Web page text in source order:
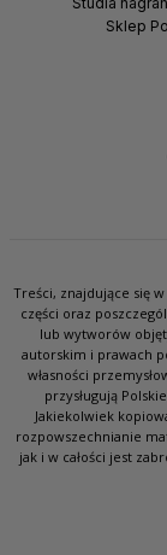
Sklep
Treści, znajdujące się
części oraz
lub wytworów
autorskim i prawach
własności
przysługują
Jakiekolwiek
rozpowszechnianie
jak i w całości jest